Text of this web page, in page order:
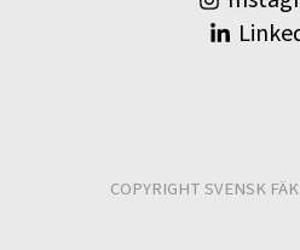
COPYRIGHT SVENSK